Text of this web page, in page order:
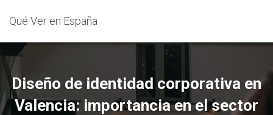
Qué Ver en España
Diseño de identidad corporativa en
Valencia: importancia en el sector